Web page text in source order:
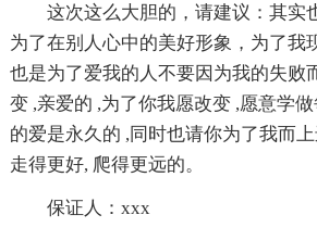
这次这么大胆的，请建议：其实
为了在别人心中的美好形象，为了我
也是为了爱我的人不要因为我的失败
变 ,亲爱的 ,为了你我愿改变 ,愿意学
的爱是永久的 ,同时也请你为了我而
走得更好, 爬得更远的。
保证人：xxx